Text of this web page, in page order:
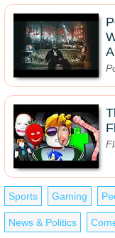
Sports Gaming
News & Politics